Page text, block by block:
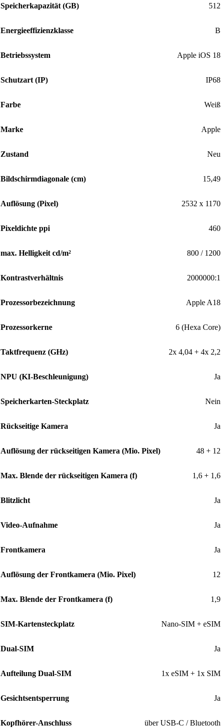
Speicherkapazität (GB) 512
Energieeffizienzklasse B
Betriebssystem Apple iOS 18
Schutzart (IP) IP68
Farbe Weiß
Marke Apple
Zustand Neu
Bildschirmdiagonale (cm) 15,49
Auflösung (Pixel) 2532 x 1170
Pixeldichte ppi 460
max. Helligkeit cd/m² 800 / 1200
Kontrastverhältnis 2000000:1
Prozessorbezeichnung Apple A18
Prozessorkerne 6 (Hexa Core)
Taktfrequenz (GHz) 2x 4,04 + 4x 2,2
NPU (KI-Beschleunigung) Ja
Speicherkarten-Steckplatz Nein
Rückseitige Kamera Ja
Auflösung der rückseitigen Kamera (Mio. Pixel) 48 + 12
Max. Blende der rückseitigen Kamera (f) 1,6 + 1,6
Blitzlicht Ja
Video-Aufnahme Ja
Frontkamera Ja
Auflösung der Frontkamera (Mio. Pixel) 12
Max. Blende der Frontkamera (f) 1,9
SIM-Kartensteckplatz Nano-SIM + eSIM
Dual-SIM Ja
Aufteilung Dual-SIM 1x eSIM + 1x SIM
Gesichtsentsperrung Ja
Kopfhörer-Anschluss über USB-C / Bluetooth